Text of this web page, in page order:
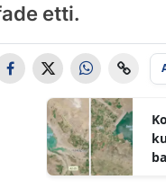
etti.